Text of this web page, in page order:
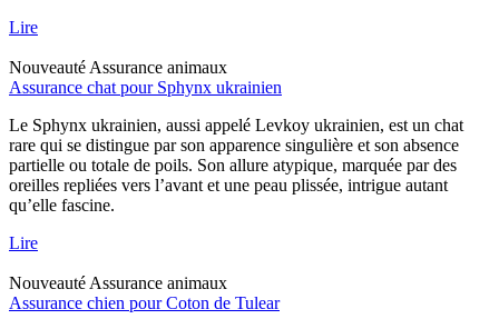
Lire
Nouveauté Assurance animaux
Assurance chat pour Sphynx ukrainien
Le Sphynx ukrainien, aussi appelé Levkoy ukrainien, est un chat
rare qui se distingue par son apparence singulière et son absence
partielle ou totale de poils. Son allure atypique, marquée par des
oreilles repliées vers l’avant et une peau plissée, intrigue autant
qu’elle fascine.
Lire
Nouveauté Assurance animaux
Assurance chien pour Coton de Tulear